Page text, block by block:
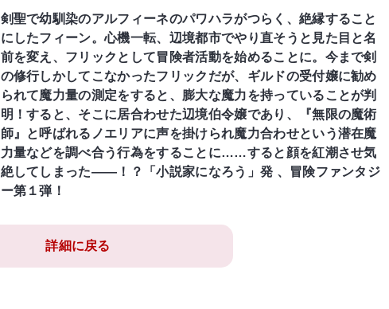
剣聖で幼馴染のアルフィーネのパワハラがつらく、絶縁すること
にしたフィーン。心機一転、辺境都市でやり直そうと見た目と名
前を変え、フリックとして冒険者活動を始めることに。今まで剣
の修行しかしてこなかったフリックだが、ギルドの受付嬢に勧め
られて魔力量の測定をすると、膨大な魔力を持っていることが判
明！すると、そこに居合わせた辺境伯令嬢であり、『無限の魔術
師』と呼ばれるノエリアに声を掛けられ魔力合わせという潜在魔
力量などを調べ合う行為をすることに……すると顔を紅潮させ気
絶してしまった――！？「小説家になろう」発 、冒険ファンタジ
ー第１弾！
詳細に戻る